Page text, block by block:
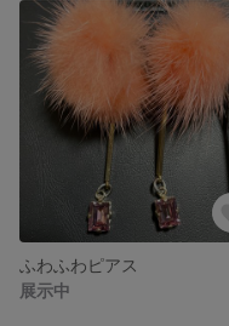
ふわふわピアス
展示中